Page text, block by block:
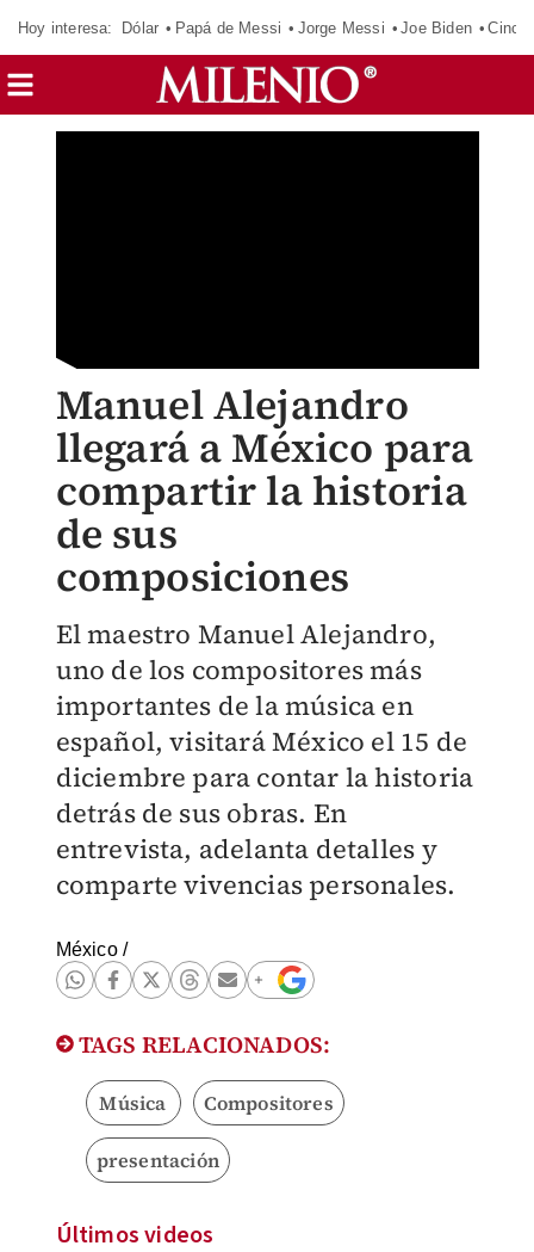
Hoy interesa: Dólar Papá de Messi Jorge Messi Joe Biden
Manuel Alejandro
llegará a México para
compartir la historia
de sus
composiciones
El maestro Manuel Alejandro,
uno de los compositores más
importantes de la música en
español, visitará México el 15 de
diciembre para contar la historia
detrás de sus obras. En
entrevista, adelanta detalles y
comparte vivencias personales.
México/
TAGS RELACIONADOS:
Música Compositores
presentación
Últimos videos